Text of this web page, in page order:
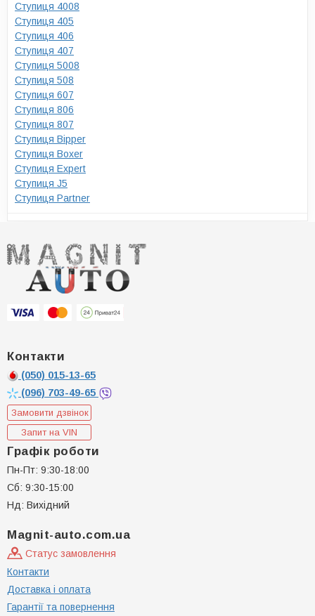
Ступиця 4008
Ступиця 405
Ступиця 406
Ступиця 407
Ступиця 5008
Ступиця 508
Ступиця 607
Ступиця 806
Ступиця 807
Ступиця Bipper
Ступиця Boxer
Ступиця Expert
Ступиця J5
Ступиця Partner
Контакти
(050) 015-13-65
(096) 703-49-65
Замовити дзвінок
Запит на VIN
Графік роботи
Пн-Пт: 9:30-18:00
Сб: 9:30-15:00
Нд: Вихідний
Magnit-auto.com.ua
Статус замовлення
Контакти
Доставка і оплата
Гарантії та повернення